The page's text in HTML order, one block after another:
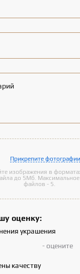
Прикрепите фотографии
изображения в
до 5Мб. Максимальное
файлов - 5.
оценку:
украшения
- оцените
качеству